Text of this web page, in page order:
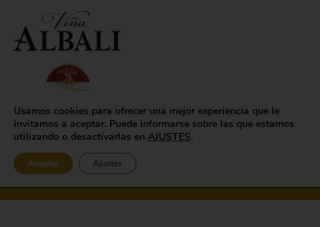
Home / Cultura Del Vino
/
Roble?
Usamos cookies para ofrecer una mejor experiencia que le
invitamos a aceptar. Puede informarse sobre las que estamos
utilizando o desactivarlas en AJUSTES.
Aceptar Ajustes